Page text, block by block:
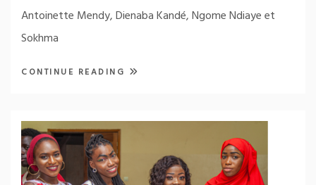
Antoinette Mendy, Dienaba Kandé, Ngome Ndiaye et
Sokhma
CONTINUE READING